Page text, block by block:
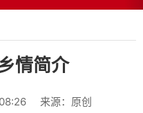
情简介
来源：原创